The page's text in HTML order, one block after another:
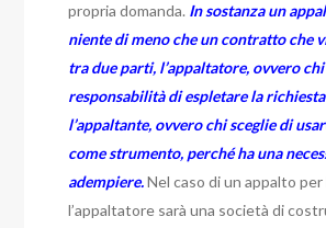
propria domanda. In sostanza un
niente di meno che un contratto che
tra due parti, l’appaltatore, ovvero
responsabilità di espletare la
l’appaltante, ovvero chi sceglie di
come strumento, perché ha una
adempiere.Nel caso di un appalto
l’appaltatore sarà una società di